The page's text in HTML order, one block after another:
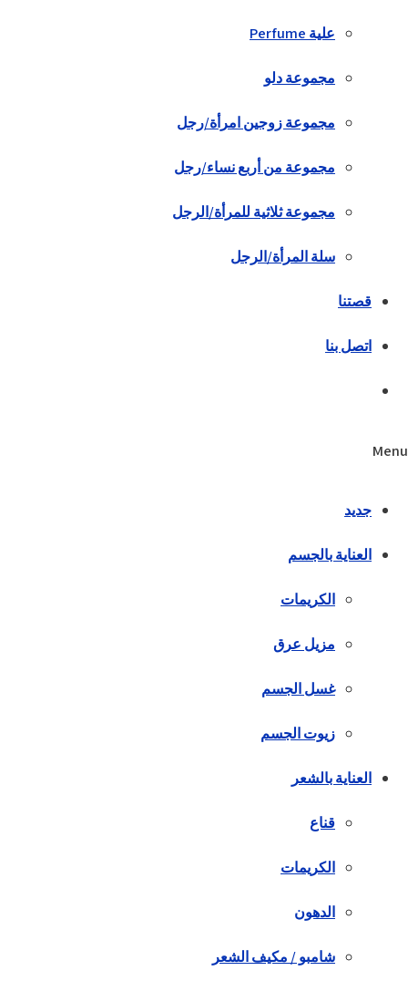
علية Perfume
مجموعة دلو
مجموعة زوجين امرأة/رجل
مجموعة من أربع نساء/رجل
مجموعة ثلاثية للمرأة/الرجل
سلة المرأة/الرجل
قصتنا
اتصل بنا
Menu
جديد
العناية بالجسم
الكريمات
مزيل عرق
غسل الجسم
زيوت الجسم
العناية بالشعر
قناع
الكريمات
الدهون
شامبو / مكيف الشعر